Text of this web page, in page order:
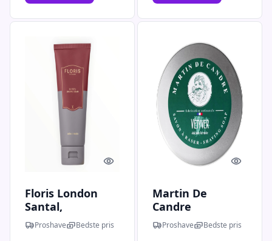
Quick look
Floris London
Santal,
Barbercreme,
100 ml.
Proshave Bedste pris
Quick
Martin De
Candre
Barbersæbe,
Vetyver, 200 g.
Proshave Bedste pris